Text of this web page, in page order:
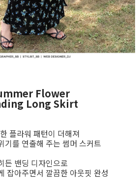
Flower
Long Skirt
플라워 패턴이 더해져
기를 연출해 주는 썸머 스커트
든 밴딩 디자인으로
잡아주면서 깔끔한 아웃핏 완성